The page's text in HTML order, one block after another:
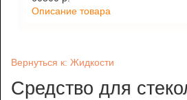
Описание товара
Вернуться к: Жидкости
Средство для